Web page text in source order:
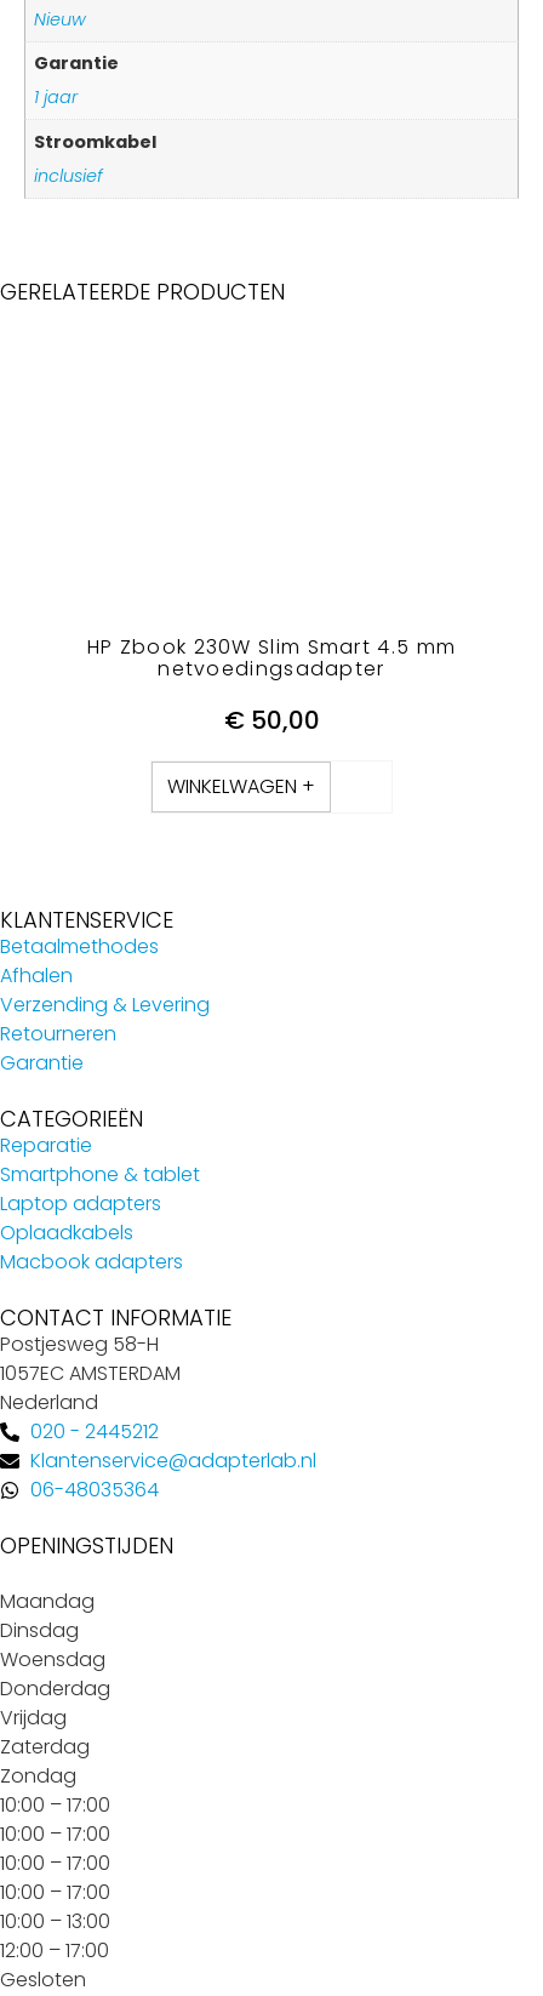
Nieuw
Garantie
1 jaar
Stroomkabel
inclusief
GERELATEERDE PRODUCTEN
HP Zbook 230W Slim Smart 4.5 mm
netvoedingsadapter
€50,00
WINKELWAGEN +
KLANTENSERVICE
Betaalmethodes
Afhalen
Verzending & Levering
Retourneren
Garantie
CATEGORIEËN
Reparatie
Smartphone & tablet
Laptop adapters
Oplaadkabels
Macbook adapters
CONTACT INFORMATIE
Postjesweg 58-H
1057EC AMSTERDAM
Nederland
020 - 2445212
Klantenservice@adapterlab.nl
06-48035364
OPENINGSTIJDEN
Maandag
Dinsdag
Woensdag
Donderdag
Vrijdag
Zaterdag
Zondag
10:00 – 17:00
10:00 – 17:00
10:00 – 17:00
10:00 – 17:00
10:00 – 13:00
12:00 – 17:00
Gesloten